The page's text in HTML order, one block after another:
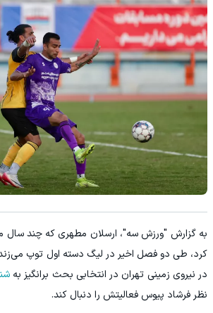
به گزارش "ورزش سه"، ارسلان مطهری که چند سال
کرد، طی دو فصل اخیر در لیگ دسته اول توپ
در نیروی زمینی تهران در انتخابی بحث برانگیز به
نظر فرشاد پیوس فعالیتش را دنبال کند.